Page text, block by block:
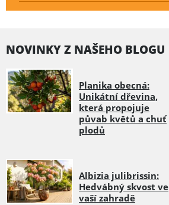
NOVINKY Z NAŠEHO BLOGU
Planika obecná:
Unikátní dřevina,
která propojuje
půvab květů a chuť
plodů
Albizia julibrissin:
Hedvábný skvost ve
vaší zahradě